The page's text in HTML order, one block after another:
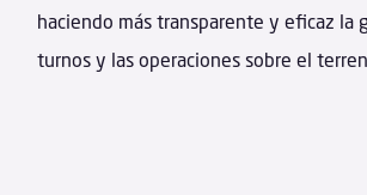
haciendo más transparente y eficaz la
turnos y las operaciones sobre el